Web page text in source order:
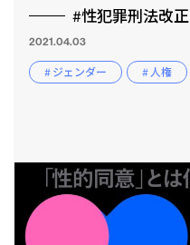
#性犯罪刑法改正
2021.04.03
# ジェンダー # 人権